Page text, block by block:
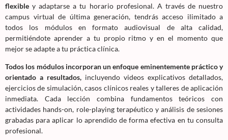
flexible y adaptarse a tu horario profesional. A través de nuestro
campus virtual de última generación, tendrás acceso ilimitado a
todos los módulos en formato audiovisual de alta calidad,
permitiéndote aprender a tu propio ritmo y en el momento que
mejor se adapte a tu práctica clínica.
Todos los módulos incorporan un enfoque eminentemente práctico y
orientado a resultados, incluyendo videos explicativos detallados,
ejercicios de simulación, casos clínicos reales y talleres de aplicación
inmediata. Cada lección combina fundamentos teóricos con
actividades hands-on, role-playing terapéutico y análisis de sesiones
grabadas para aplicar lo aprendido de forma efectiva en tu consulta
profesional.